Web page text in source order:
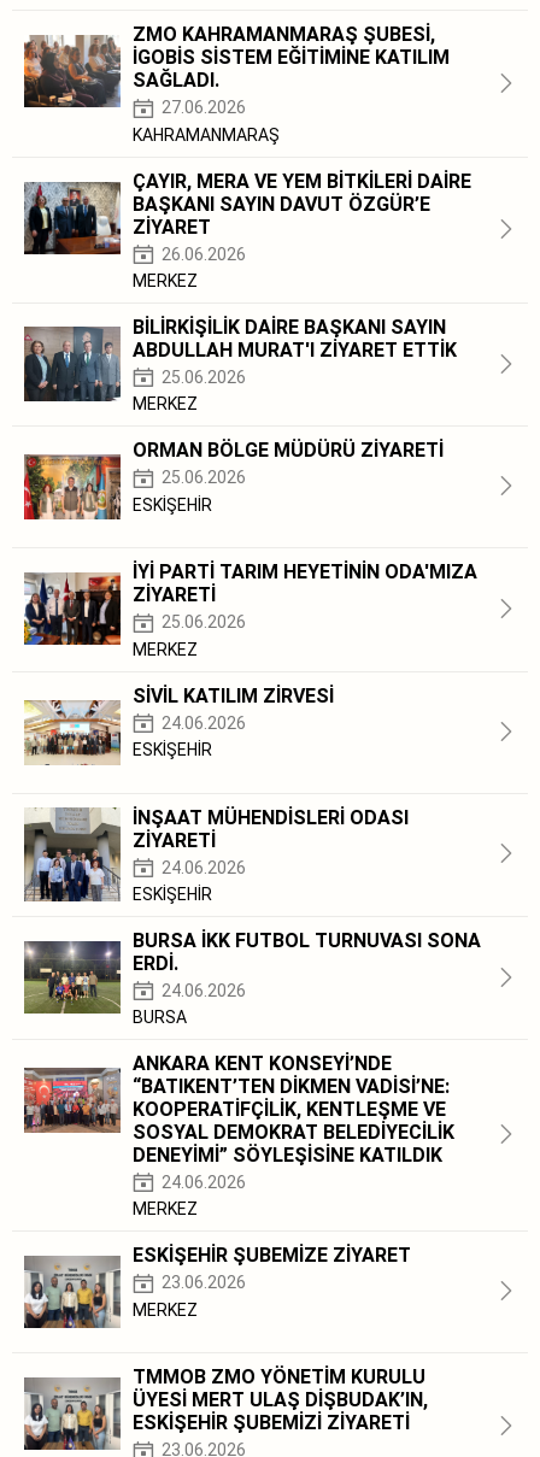
ZMO KAHRAMANMARAŞ ŞUBESİ,
İGOBİS SİSTEM EĞİTİMİNE KATILIM
SAĞLADI.
27.06.2026
KAHRAMANMARAŞ
ÇAYIR, MERA VE YEM BİTKİLERİ DAİRE
BAŞKANI SAYIN DAVUT ÖZGÜR’E
ZİYARET
26.06.2026
MERKEZ
BİLİRKİŞİLİK DAİRE BAŞKANI SAYIN
ABDULLAH MURAT'I ZİYARET ETTİK
25.06.2026
MERKEZ
ORMAN BÖLGE MÜDÜRÜ ZİYARETİ
25.06.2026
ESKİŞEHİR
İYİ PARTİ TARIM HEYETİNİN ODA'MIZA
ZİYARETİ
25.06.2026
MERKEZ
SİVİL KATILIM ZİRVESİ
24.06.2026
ESKİŞEHİR
İNŞAAT MÜHENDİSLERİ ODASI
ZİYARETİ
24.06.2026
ESKİŞEHİR
BURSA İKK FUTBOL TURNUVASI SONA
ERDİ.
24.06.2026
BURSA
ANKARA KENT KONSEYİ’NDE
“BATIKENT’TEN DİKMEN VADİSİ’NE:
KOOPERATİFÇİLİK, KENTLEŞME VE
SOSYAL DEMOKRAT BELEDİYECİLİK
DENEYİMİ” SÖYLEŞİSİNE KATILDIK
24.06.2026
MERKEZ
ESKİŞEHİR ŞUBEMİZE ZİYARET
23.06.2026
MERKEZ
TMMOB ZMO YÖNETİM KURULU
ÜYESİ MERT ULAŞ DİŞBUDAK’IN,
ESKİŞEHİR ŞUBEMİZİ ZİYARETİ
23.06.2026